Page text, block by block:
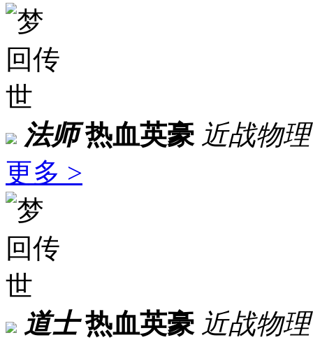
法师热血英豪 近战物
更多 >
道士热血英豪 近战物